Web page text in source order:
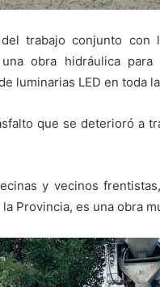
trabajo conjunto
una obra hidráulica
luminarias LED en toda
que se deterioró a
y vecinos
Provincia, es una obra